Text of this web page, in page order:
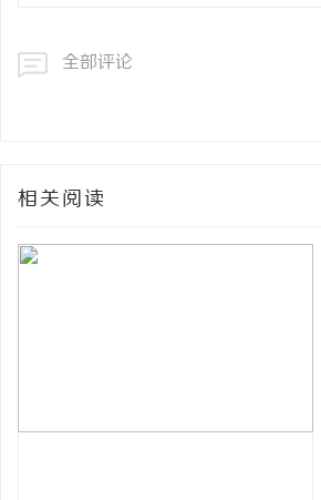
全部评论
相关阅读